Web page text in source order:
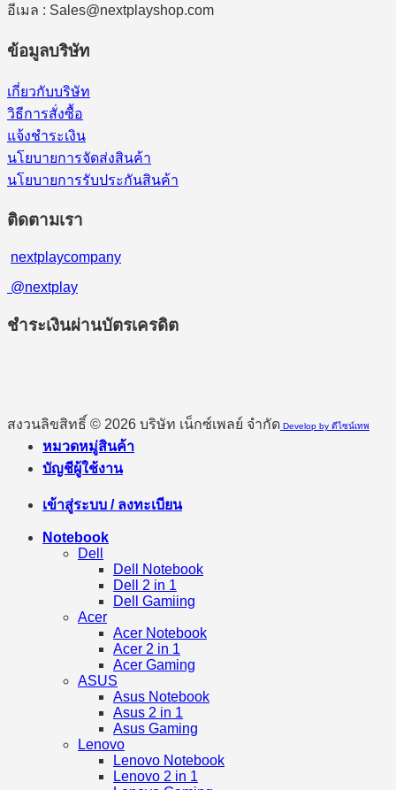
อีเมล : Sales@nextplayshop.com
ข้อมูลบริษัท
เกี่ยวกับบริษัท
วิธีการสั่งซื้อ
แจ้งชำระเงิน
นโยบายการจัดส่งสินค้า
นโยบายการรับประกันสินค้า
ติดตามเรา
nextplaycompany
@nextplay
ชำระเงินผ่านบัตรเครดิต
สงวนลิขสิทธิ์ © 2026 บริษัท เน็กซ์เพลย์ จำกัด Develop by ดีไซน์เทพ
หมวดหมู่สินค้า
บัญชีผู้ใช้งาน
เข้าสู่ระบบ / ลงทะเบียน
Notebook
Dell
Dell Notebook
Dell 2 in 1
Dell Gamiing
Acer
Acer Notebook
Acer 2 in 1
Acer Gaming
ASUS
Asus Notebook
Asus 2 in 1
Asus Gaming
Lenovo
Lenovo Notebook
Lenovo 2 in 1